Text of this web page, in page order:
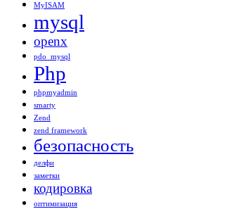
MyISAM
mysql
openx
pdo_mysql
Php
phpmyadmin
smarty
Zend
zend framework
безопасность
делфи
заметки
кодировка
оптимизация